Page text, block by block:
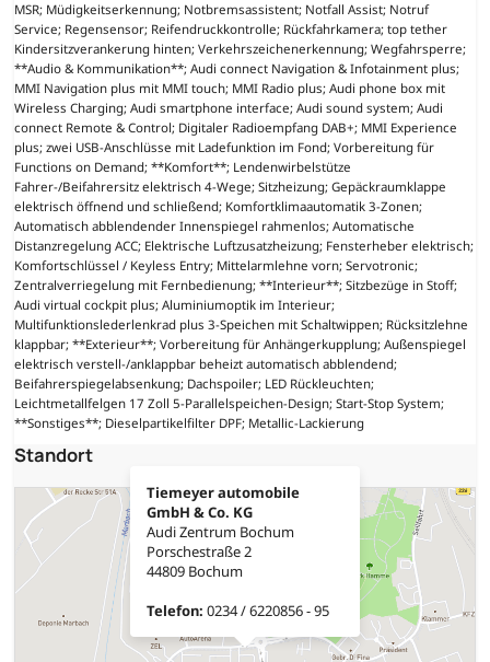
MSR; Müdigkeitserkennung; Notbremsassistent; Notfall Assist; Notruf
Service; Regensensor; Reifendruckkontrolle; Rückfahrkamera; top tether
Kindersitzverankerung hinten; Verkehrszeichenerkennung; Wegfahrsperre;
**Audio & Kommunikation**; Audi connect Navigation & Infotainment plus;
MMI Navigation plus mit MMI touch; MMI Radio plus; Audi phone box mit
Wireless Charging; Audi smartphone interface; Audi sound system; Audi
connect Remote & Control; Digitaler Radioempfang DAB+; MMI Experience
plus; zwei USB-Anschlüsse mit Ladefunktion im Fond; Vorbereitung für
Functions on Demand; **Komfort**; Lendenwirbelstütze
Fahrer-/Beifahrersitz elektrisch 4-Wege; Sitzheizung; Gepäckraumklappe
elektrisch öffnend und schließend; Komfortklimaautomatik 3-Zonen;
Automatisch abblendender Innenspiegel rahmenlos; Automatische
Distanzregelung ACC; Elektrische Luftzusatzheizung; Fensterheber elektrisch;
Komfortschlüssel / Keyless Entry; Mittelarmlehne vorn; Servotronic;
Zentralverriegelung mit Fernbedienung; **Interieur**; Sitzbezüge in Stoff;
Audi virtual cockpit plus; Aluminiumoptik im Interieur;
Multifunktionslederlenkrad plus 3-Speichen mit Schaltwippen; Rücksitzlehne
klappbar; **Exterieur**; Vorbereitung für Anhängerkupplung; Außenspiegel
elektrisch verstell-/anklappbar beheizt automatisch abblendend;
Beifahrerspiegelabsenkung; Dachspoiler; LED Rückleuchten;
Leichtmetallfelgen 17 Zoll 5-Parallelspeichen-Design; Start-Stop System;
**Sonstiges**; Dieselpartikelfilter DPF; Metallic-Lackierung
Standort
Tiemeyer automobile
GmbH & Co. KG
Audi Zentrum Bochum
Porschestraße 2
44809 Bochum
Telefon: 0234 / 6220856 - 95